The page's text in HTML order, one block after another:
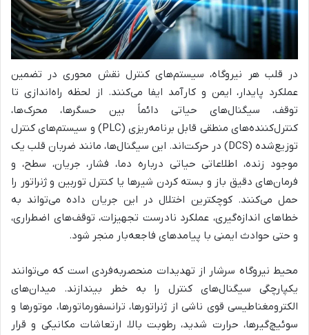
در قلب هر نیروگاه، سیستم‌های کنترل نقش محوری در تضمین
عملکرد پایدار، ایمن و کارآمد ایفا می‌کنند. از لحظه راه‌اندازی تا
توقف، سیگنال‌های حیاتی دائماً بین حسگرها، محرک‌ها،
کنترل‌کننده‌های منطقی قابل برنامه‌ریزی (PLC) و سیستم‌های کنترل
توزیع‌شده (DCS) در حرکت‌اند. این سیگنال‌ها، مانند ضربان قلب یک
موجود زنده، اطلاعاتی حیاتی درباره دما، فشار، جریان، سطح، و
فرمان‌های دقیق باز و بسته کردن شیرها یا کنترل توربین و ژنراتور را
حمل می‌کنند. کوچکترین اختلال در این جریان داده می‌تواند به
خطاهای اندازه‌گیری، عملکرد نادرست تجهیزات، توقف‌های اضطراری،
و حتی حوادث ایمنی با پیامدهای فاجعه‌بار منجر شود.
محیط نیروگاه سرشار از تهدیدات منحصربه‌فردی است که می‌توانند
یکپارچگی سیگنال‌های کنترل را به خطر بیندازند. میدان‌های
الکترومغناطیسی قوی ناشی از ژنراتورها، ترانسفورماتورها، موتورها و
سوئیچ‌گیرها، حرارت شدید، رطوبت بالا، ارتعاشات مکانیکی و قرار